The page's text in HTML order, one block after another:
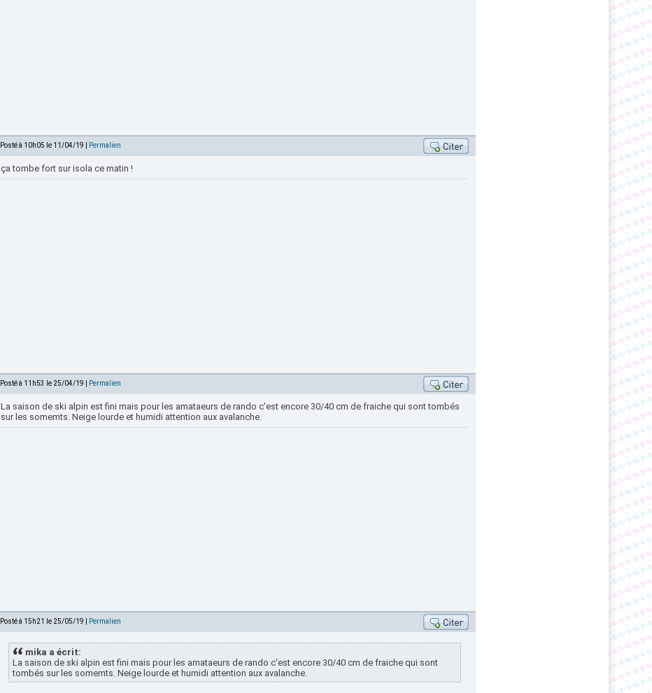
Posté à 10h05 le 11/04/19 | Permalien
ça tombe fort sur isola ce matin !
Posté à 11h53 le 25/04/19 | Permalien
La saison de ski alpin est fini mais pour les amataeurs de rando c'est encore 30/40 cm de fraiche qui sont tombés
sur les somemts. Neige lourde et humidi attention aux avalanche.
Posté à 15h21 le 25/05/19 | Permalien
mika a écrit:
La saison de ski alpin est fini mais pour les amataeurs de rando c'est encore 30/40 cm de fraiche qui sont
tombés sur les somemts. Neige lourde et humidi attention aux avalanche.